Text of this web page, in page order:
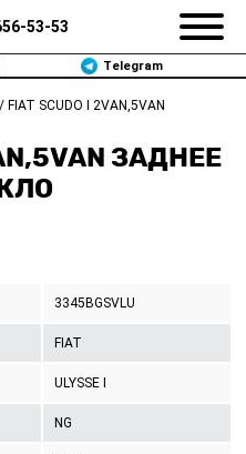
53-53
Telegram
/ FIAT SCUDO I 2VAN,5VAN
ЗАДНЕЕ
3345BGSVLU
FIAT
ULYSSE I
NG